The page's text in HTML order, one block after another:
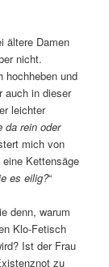
ältere Damen
nicht.
hochheben und
auch in dieser
leichter
da rein oder
mich von
Kettensäge
es eilig?“
denn, warum
Klo-Fetisch
Ist der Frau
zu